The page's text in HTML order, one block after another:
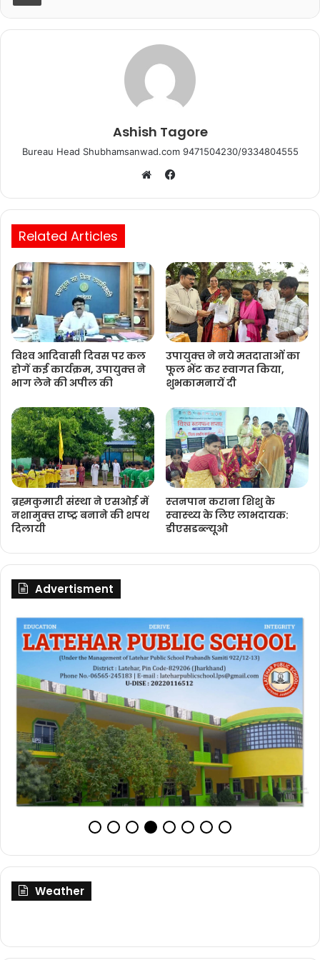
o
p
Ashish Tagore
Bureau Head Shubhamsanwad.com 9471504230/9334804555
Facebook
Related Articles
विश्‍व आदिवासी दिवस पर कल
होगें कई कार्यक्रम, उपायुक्‍त ने
भाग लेने की अपील की
उपायुक्‍त ने नये मतदाताओंं का
फूल भेंट कर स्‍वागत किया,
शुभकामनायें दी
ब्रह्मकुमारी संस्‍था ने एसओई में
नशामुक्‍त राष्‍ट्र बनाने की शपथ
दिलायी
स्‍तनपान कराना शिशु के
स्‍वास्‍थ्‍य के लिए लाभदायक:
डीएसडब्‍ल्‍यूओ
Advertisment
Weather